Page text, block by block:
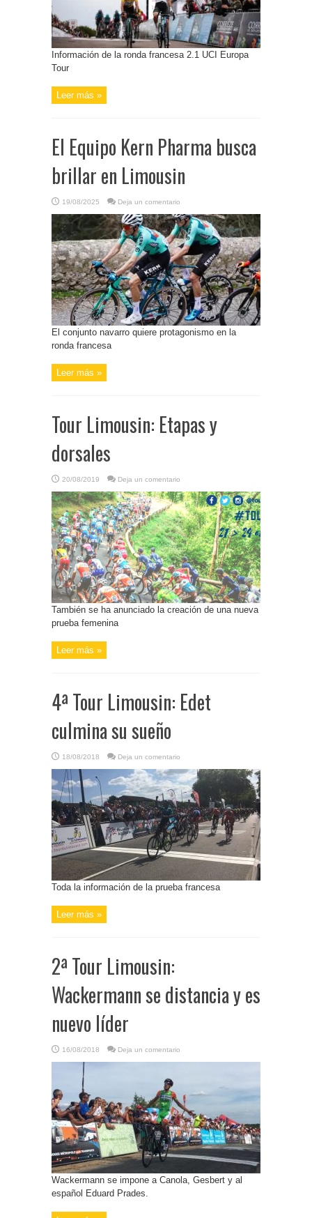
Información de la ronda francesa 2.1 UCI Europa
Tour
Leer más »
El Equipo Kern Pharma busca
brillar en Limousin
19/08/2025 Deja un comentario
El conjunto navarro quiere protagonismo en la
ronda francesa
Leer más »
Tour Limousin: Etapas y
dorsales
20/08/2019 Deja un comentario
También se ha anunciado la creación de una nueva
prueba femenina
Leer más »
4ª Tour Limousin: Edet
culmina su sueño
18/08/2018 Deja un comentario
Toda la información de la prueba francesa
Leer más »
2ª Tour Limousin:
Wackermann se distancia y es
nuevo líder
16/08/2018 Deja un comentario
Wackermann se impone a Canola, Gesbert y al
español Eduard Prades.